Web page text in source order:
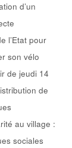
d’un
l’Etat pour
son vélo
de jeudi 14
de
au village :
sociales